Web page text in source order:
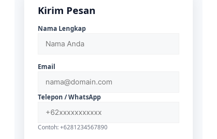
Kirim Pesan
Nama Lengkap
Email
Telepon / WhatsApp
Contoh: +6281234567890